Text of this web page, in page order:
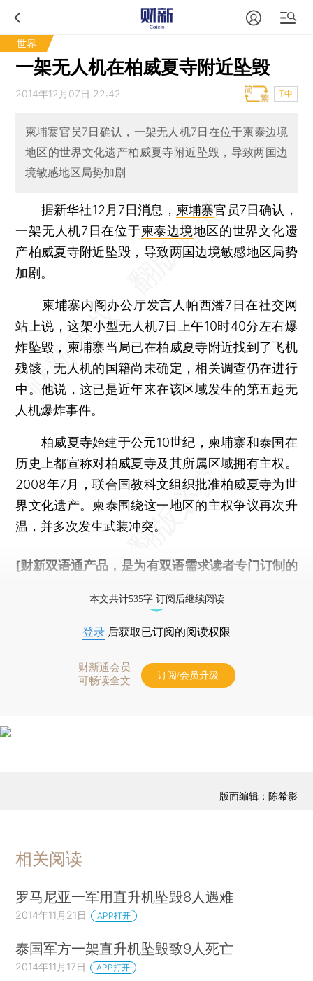
世界
一架无人机在柏威夏寺附近坠毁
2014年12月07日 22:42 T中
柬埔寨官员7日确认，一架无人机7日在位于柬泰边境
地区的世界文化遗产柏威夏寺附近坠毁，导致两国边
境敏感地区局势加剧
据新华社12月7日消息， 柬埔寨官员7日确认，
一架无人机7日在位于柬泰边境地区的世界文化遗
产柏威夏寺附近坠毁，导致两国边境敏感地区局势
加剧。
柬埔寨内阁办公厅发言人帕西潘7日在社交网
站上说，这架小型无人机7日上午10时40分左右爆
炸坠毁，柬埔寨当局已在柏威夏寺附近找到了飞机
残骸，无人机的国籍尚未确定，相关调查仍在进行
中。他说，这已是近年来在该区域发生的第五起无
人机爆炸事件。
柏威夏寺始建于公元10世纪，柬埔寨和泰国在
历史上都宣称对柏威夏寺及其所属区域拥有主权。
2008年7月，联合国教科文组织批准柏威夏寺为世
界文化遗产。柬泰围绕这一地区的主权争议再次升
温，并多次发生武装冲突。
[财新双语通产品，是为有双语需求读者专门订制的
本文共计535字 订阅后继续阅读
登录 后获取已订阅的阅读权限
财新通会员
可畅读全文
订阅/会员升级
版面编辑：陈希影
相关阅读
罗马尼亚一军用直升机坠毁8人遇难
2014年11月21日 APP打开
泰国军方一架直升机坠毁致9人死亡
2014年11月17日 APP打开